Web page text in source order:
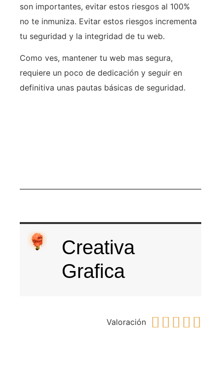
son importantes, evitar estos riesgos al 100%
no te inmuniza. Evitar estos riesgos incrementa
tu seguridad y la integridad de tu web.
Como ves, mantener tu web mas segura,
requiere un poco de dedicación y seguir en
definitiva unas pautas básicas de seguridad.
Creativa
Grafica
Valoración     